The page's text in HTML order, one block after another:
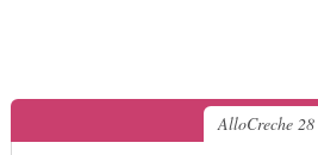
AlloCreche 28